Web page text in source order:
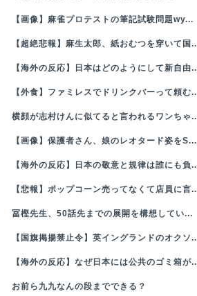
【画像】麻雀プロテストの筆記試験問題wy...
【超絶悲報】麻生太郎、紙おむつを穿いて国
【海外の反応】日本はどのようにして新自由
【外食】ファミレスでドリンクバーって頼む
横顔が志村けんに似てると言われるワンちゃ
【画像】保護者さん、娘のレオタード姿をS...
【海外の反応】日本の敬意と規律は誰にも負
【悲報】ポップコーン売ってなくて店員に言
冨樫先生、50話先までの展開を構想してい...
【国旗掲揚禁止令】英イングランドのオクソ
【海外の反応】なぜ日本には公共のゴミ箱が
お前ら九九なんの段までできる？